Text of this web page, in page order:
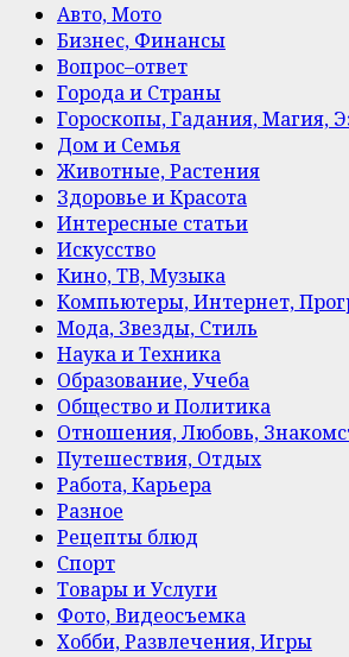
Авто, Мото
Бизнес, Финансы
Вопрос–ответ
Города и Страны
Гороскопы, Гадания, Магия,
Дом и Семья
Животные, Растения
Здоровье и Красота
Интересные статьи
Искусство
Кино, ТВ, Музыка
Компьютеры, Интернет,
Мода, Звезды, Стиль
Наука и Техника
Образование, Учеба
Общество и Политика
Отношения, Любовь,
Путешествия, Отдых
Работа, Карьера
Разное
Рецепты блюд
Спорт
Товары и Услуги
Фото, Видеосъемка
Хобби, Развлечения, Игры